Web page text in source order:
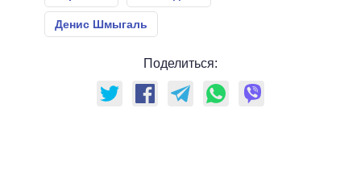
Денис Шмыгаль
Поделиться: